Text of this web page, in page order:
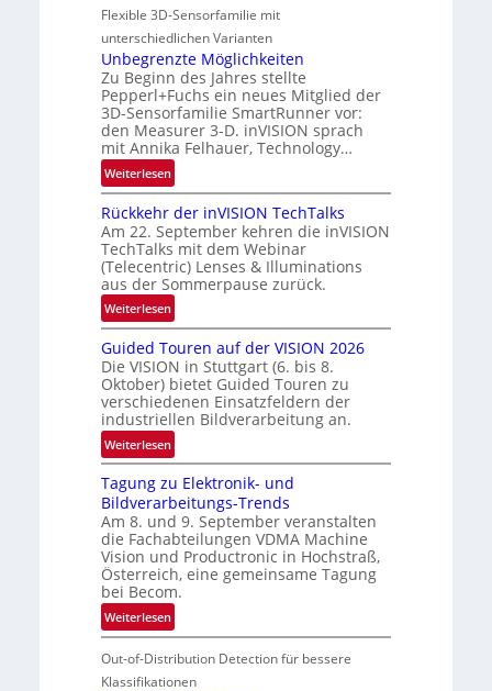
-
B
-
R
u
n
d
e
n
l
N
e
w
s
‘
Flexible 3D-Sensorfamilie mit
unterschiedlichen Varianten
Unbegrenzte Möglichkeiten
Zu Beginn des Jahres stellte
Pepperl+Fuchs ein neues Mitglied der
3D-Sensorfamilie SmartRunner vor:
den Measurer 3-D. inVISION sprach
mit Annika Felhauer, Technology…
Weiterlesen:
U
n
b
e
g
r
e
z
t
e
M
ö
g
l
i
c
h
k
e
t
e
Rückkehr der inVISION TechTalks
Am 22. September kehren die inVISION
TechTalks mit dem Webinar
(Telecentric) Lenses & Illuminations
aus der Sommerpause zurück.
Weiterlesen:
R
ü
c
k
k
e
h
d
e
r
i
n
V
I
S
I
O
Guided Touren auf der VISION 2026
Die VISION in Stuttgart (6. bis 8.
Oktober) bietet Guided Touren zu
verschiedenen Einsatzfeldern der
industriellen Bildverarbeitung an.
Weiterlesen:
G
u
i
d
e
d
T
o
u
r
Tagung zu Elektronik- und
Bildverarbeitungs-Trends
Am 8. und 9. September veranstalten
die Fachabteilungen VDMA Machine
Vision und Productronic in Hochstraß,
Österreich, eine gemeinsame Tagung
bei Becom.
Weiterlesen:
T
a
g
Out-of-Distribution Detection für bessere
Klassifikationen